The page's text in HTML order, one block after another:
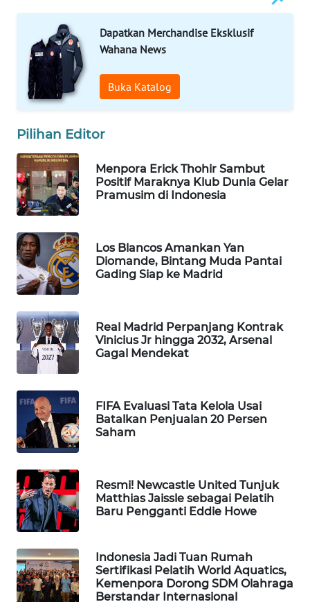
Dapatkan Merchandise Eksklusif
Wahana News
Buka Katalog
Pilihan Editor
Menpora Erick Thohir Sambut
Positif Maraknya Klub Dunia Gelar
Pramusim di Indonesia
Los Blancos Amankan Yan
Diomande, Bintang Muda Pantai
Gading Siap ke Madrid
Real Madrid Perpanjang Kontrak
Vinicius Jr hingga 2032, Arsenal
Gagal Mendekat
FIFA Evaluasi Tata Kelola Usai
Batalkan Penjualan 20 Persen
Saham
Resmi! Newcastle United Tunjuk
Matthias Jaissle sebagai Pelatih
Baru Pengganti Eddie Howe
Indonesia Jadi Tuan Rumah
Sertifikasi Pelatih World Aquatics,
Kemenpora Dorong SDM Olahraga
Berstandar Internasional
SPORT
WAHANA
UMKM
WAHANA
WAHANA
PERSONA
WAHANA
OTOMOTIF
WAHANA
HEALTH
DESA
WISATA
LAPAK
Wahana
Network
KONSUMEN
LISTRIK
MASYARAKAT
WALINKI
ID